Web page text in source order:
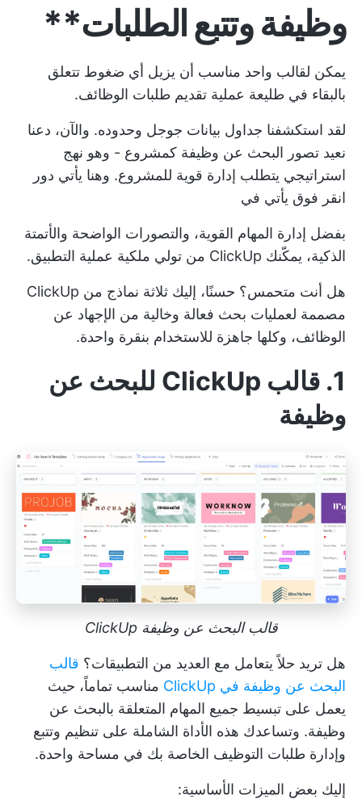
وظيفة وتتبع الطلبات**
يمكن لقالب واحد مناسب أن يزيل أي ضغوط تتعلق
بالبقاء في طليعة عملية تقديم طلبات الوظائف.
لقد استكشفنا جداول بيانات جوجل وحدوده. والآن، دعنا
نعيد تصور البحث عن وظيفة كمشروع - وهو نهج
استراتيجي يتطلب إدارة قوية للمشروع. وهنا يأتي دور
انقر فوق يأتي في
بفضل إدارة المهام القوية، والتصورات الواضحة والأتمتة
الذكية، يمكّنك ClickUp من تولي ملكية عملية التطبيق.
هل أنت متحمس؟ حسنًا، إليك ثلاثة نماذج من ClickUp
مصممة لعمليات بحث فعالة وخالية من الإجهاد عن
الوظائف، وكلها جاهزة للاستخدام بنقرة واحدة.
1. قالب ClickUp للبحث عن
وظيفة
قالب البحث عن وظيفة ClickUp
هل تريد حلاً يتعامل مع العديد من التطبيقات؟ قالب
البحث عن وظيفة في ClickUp
مناسب تماماً، حيث
يعمل على تبسيط جميع المهام المتعلقة بالبحث عن
وظيفة. وتساعدك هذه الأداة الشاملة على تنظيم وتتبع
وإدارة طلبات التوظيف الخاصة بك في مساحة واحدة.
إليك بعض الميزات الأساسية: